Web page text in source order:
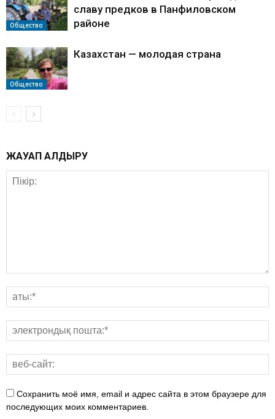
Общество
славу предков в Панфиловском
районе
Общество
Казахстан — молодая страна
ЖАУАП ҚАЛДЫРУ
Сохранить моё имя, email и адрес сайта в этом браузере для
последующих моих комментариев.